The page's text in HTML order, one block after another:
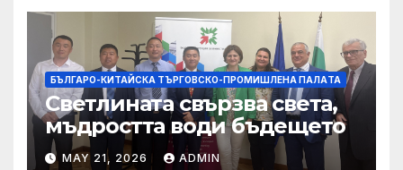
БЪЛГАРО-КИТАЙСКА ТЪРГОВСКО-ПРОМИШЛЕНА ПАЛAТА
Светлината свързва света,
мъдростта води бъдещето
MAY 21, 2026 ADMIN